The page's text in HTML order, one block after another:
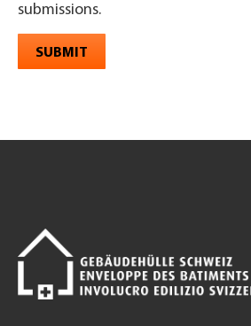
submissions.
SUBMIT